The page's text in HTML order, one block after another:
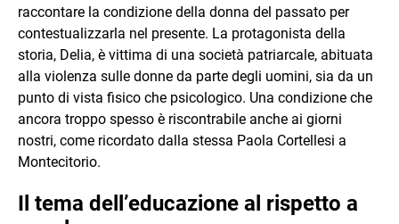
raccontare la condizione della donna del passato per
contestualizzarla nel presente. La protagonista della
storia, Delia, è vittima di una società patriarcale, abituata
alla violenza sulle donne da parte degli uomini, sia da un
punto di vista fisico che psicologico. Una condizione che
ancora troppo spesso è riscontrabile anche ai giorni
nostri, come ricordato dalla stessa Paola Cortellesi a
Montecitorio.
Il tema dell’educazione al rispetto a